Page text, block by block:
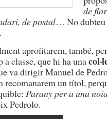
de
de postal… No dubteu
aprofitarem, també,
a classe, que hi ha una
va dirigir Manuel de
recomanarem un títol,
Parany per a una
Pedrolo.